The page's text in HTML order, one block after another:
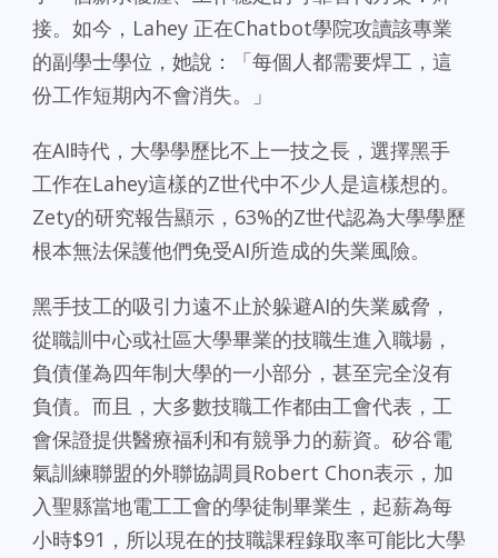
接。如今，Lahey 正在Chatbot學院攻讀該專業
的副學士學位，她說：「每個人都需要焊工，這
份工作短期內不會消失。」
在AI時代，大學學歷比不上一技之長，選擇黑手
工作在Lahey這樣的Z世代中不少人是這樣想的。
Zety的研究報告顯示，63%的Z世代認為大學學歷
根本無法保護他們免受AI所造成的失​​業風險。
黑手技工的吸引力遠不止於躲避AI的失業威脅，
從職訓中心或社區大學畢業的技職生進入職場，
負債僅為四年制大學的一小部分，甚至完全沒有
負債。而且，大多數技職工作都由工會代表，工
會保證提供醫療福利和有競爭力的薪資。矽谷電
氣訓練聯盟的外聯協調員Robert Chon表示，加
入聖縣當地電工工會的學徒制畢業生，起薪為每
小時$91，所以現在的技職課程錄取率可能比大學